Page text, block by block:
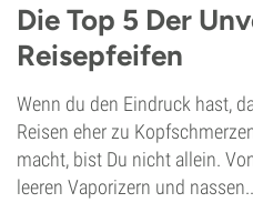
Die Top 5 Der
Reisepfeifen
Wenn du den Eindruck hast,
Reisen eher zu
macht, bist Du nicht allein.
leeren Vaporizern und